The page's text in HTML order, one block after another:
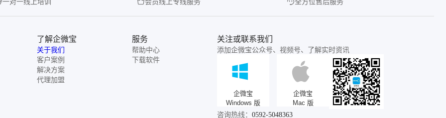
一对一线上培训 会员线上专线服务 全方位售后服务
了解企微宝
关于我们
客户案例
解决方案
代理加盟
服务
帮助中心
下载软件
关注或联系我们
添加企微宝公众号、视频号、了解实时资讯
企微宝
Windows 版
企微宝
Mac 版
咨询热线：0592-5048363